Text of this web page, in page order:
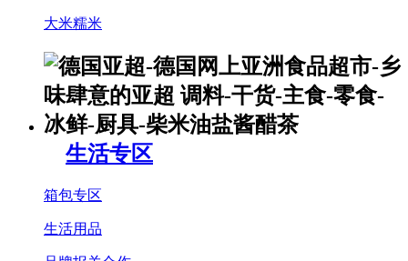
大米糯米
生活专区
箱包专区
生活用品